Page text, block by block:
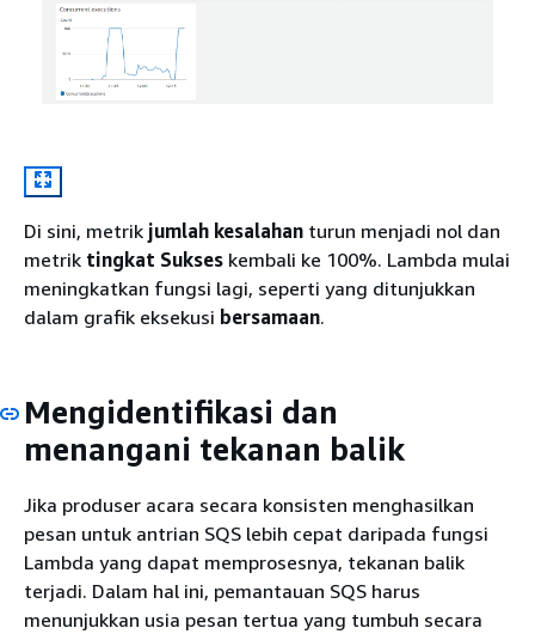
Di sini, metrik jumlah kesalahan turun menjadi nol dan
metrik tingkat Sukses kembali ke 100%. Lambda mulai
meningkatkan fungsi lagi, seperti yang ditunjukkan
dalam grafik eksekusi bersamaan.
Mengidentifikasi dan
menangani tekanan balik
Jika produser acara secara konsisten menghasilkan
pesan untuk antrian SQS lebih cepat daripada fungsi
Lambda yang dapat memprosesnya, tekanan balik
terjadi. Dalam hal ini, pemantauan SQS harus
menunjukkan usia pesan tertua yang tumbuh secara